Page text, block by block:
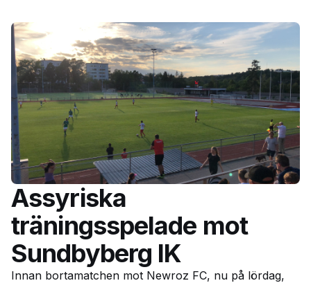
Assyriska
träningsspelade mot
Sundbyberg IK
Innan bortamatchen mot Newroz FC, nu på lördag,